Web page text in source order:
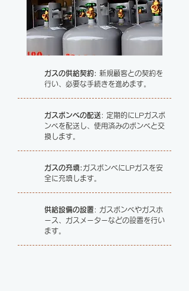
ガスの供給契約: 新規顧客との契約を
行い、必要な手続きを進めます。
ガスボンベの配送: 定期的にLPガスボ
ンベを配送し、使用済みのボンベと交
換します。
ガスの充填: ガスボンベにLPガスを安
全に充填します。
供給設備の設置: ガスボンベやガスホ
ース、ガスメーターなどの設置を行い
ます。